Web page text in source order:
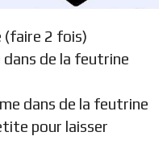
(faire 2 fois)
dans de la feutrine
dans de la feutrine
pour laisser